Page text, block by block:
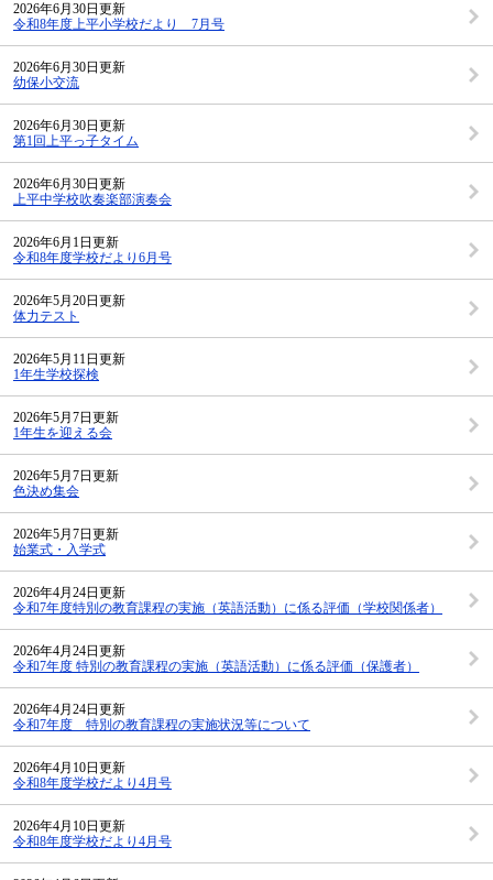
2026年6月30日更新
令和8年度上平小学校だより 7月号
2026年6月30日更新
幼保小交流
2026年6月30日更新
第1回上平っ子タイム
2026年6月30日更新
上平中学校吹奏楽部演奏会
2026年6月1日更新
令和8年度学校だより6月号
2026年5月20日更新
体力テスト
2026年5月11日更新
1年生学校探検
2026年5月7日更新
1年生を迎える会
2026年5月7日更新
色決め集会
2026年5月7日更新
始業式・入学式
2026年4月24日更新
令和7年度特別の教育課程の実施（英語活動）に係る評価（学校関係者）
2026年4月24日更新
令和7年度 特別の教育課程の実施（英語活動）に係る評価（保護者）
2026年4月24日更新
令和7年度 特別の教育課程の実施状況等について
2026年4月10日更新
令和8年度学校だより4月号
2026年4月10日更新
令和8年度学校だより4月号